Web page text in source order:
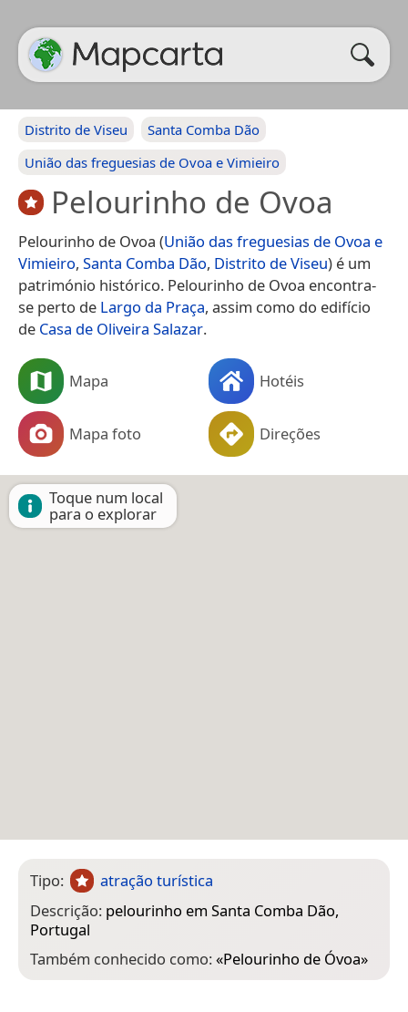
Distrito de Viseu
Santa Comba Dão
União das freguesias de Ovoa e Vimieiro
Pelourinho de Ovoa
Pelourinho de Ovoa (União das freguesias de Ovoa e
Vimieiro, Santa Comba Dão, Distrito de Viseu) é um
património histórico. Pelourinho de Ovoa encontra-
se perto de Largo da Praça, assim como do edifício
de Casa de Oliveira Salazar.
Mapa Hotéis
Mapa foto Direções
Toque num local
para o explorar
Tipo:
atração turística
Descrição: pelourinho em Santa Comba Dão,
Portugal
Também conhecido como:«Pelourinho de Óvoa»